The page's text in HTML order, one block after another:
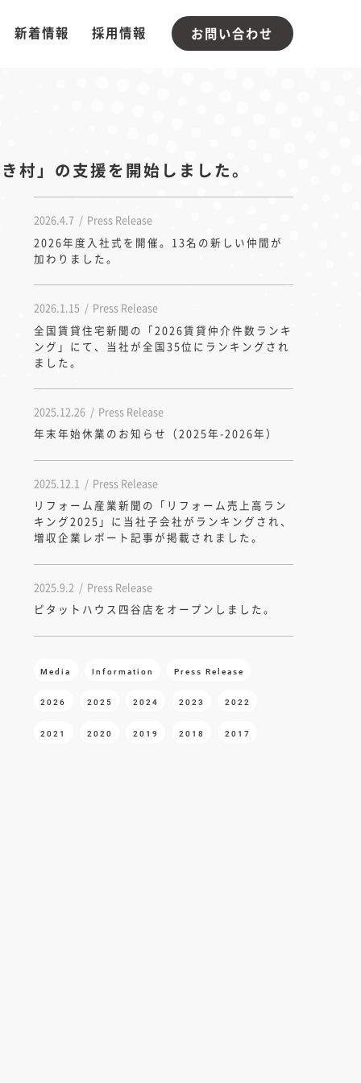
新着情報 採用情報 お問い合わせ
村」の支援を開始しました。
2026.4.7
Press Release
2026年度入社式を開催。13名の新しい仲間が
加わりました。
2026.1.15
Press Release
全国賃貸住宅新聞の「2026賃貸仲介件数ランキ
ング」にて、当社が全国35位にランキングされ
ました。
2025.12.26
Press Release
年末年始休業のお知らせ（2025年-2026年）
2025.12.1
Press Release
リフォーム産業新聞の「リフォーム売上高ラン
キング2025」に当社子会社がランキングされ、
増収企業レポート記事が掲載されました。
2025.9.2
Press Release
ピタットハウス四谷店をオープンしました。
Media Information Press Release
2026 2025 2024 2023 2022
2021 2020 2019 2018 2017